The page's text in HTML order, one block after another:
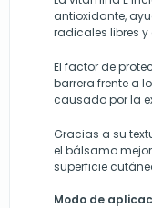
antioxidante,
radicales libres y
El factor de
barrera frente a
causado por la
Gracias a su
el bálsamo
superficie
Modo de